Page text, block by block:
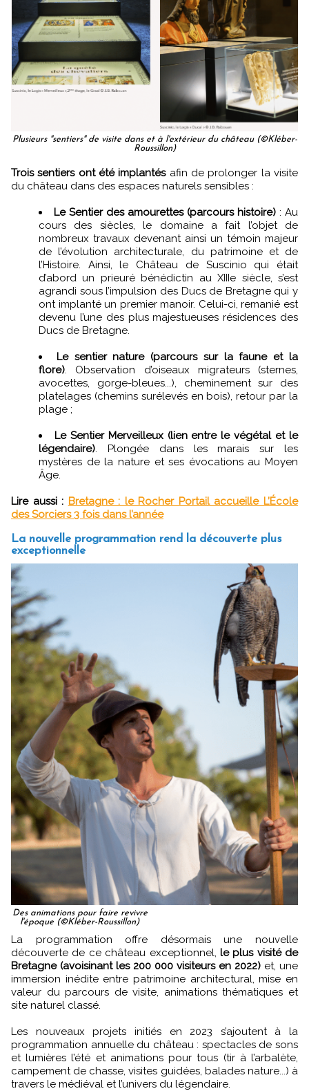
Plusieurs "sentiers" de visite dans et à l'extérieur du château (©Kléber-
Roussillon)
Trois sentiers ont été implantésafin de prolonger la visite
du château dans des espaces naturels sensibles :
Le Sentier des amourettes (parcours histoire) : Au
cours des siècles, le domaine a fait l’objet de
nombreux travaux devenant ainsi un témoin majeur
de l’évolution architecturale, du patrimoine et de
l’Histoire. Ainsi, le Château de Suscinio qui était
d’abord un prieuré bénédictin au XIIIe siècle, s’est
agrandi sous l’impulsion des Ducs de Bretagne qui y
ont implanté un premier manoir. Celui-ci, remanié est
devenu l’une des plus majestueuses résidences des
Ducs de Bretagne.
Le sentier nature (parcours sur la faune et la
flore). Observation d’oiseaux migrateurs (sternes,
avocettes, gorge-bleues...), cheminement sur des
platelages (chemins surélevés en bois), retour par la
plage ;
Le Sentier Merveilleux (lien entre le végétal et le
légendaire). Plongée dans les marais sur les
mystères de la nature et ses évocations au Moyen
Âge.
Lire aussi : Bretagne : le Rocher Portail accueille L’École
des Sorciers 3 fois dans l’année
La nouvelle programmation rend la découverte plus
exceptionnelle
Des animations pour faire revivre
l'époque (©Kléber-Roussillon)
La programmation offre désormais une nouvelle
découverte de ce château exceptionnel, le plus visité de
Bretagne (avoisinant les 200 000 visiteurs en 2022) et, une
immersion inédite entre patrimoine architectural, mise en
valeur du parcours de visite, animations thématiques et
site naturel classé.
Les nouveaux projets initiés en 2023 s’ajoutent à la
programmation annuelle du château : spectacles de sons
et lumières l’été et animations pour tous (tir à l’arbalète,
campement de chasse, visites guidées, balades nature...) à
travers le médiéval et l’univers du légendaire.